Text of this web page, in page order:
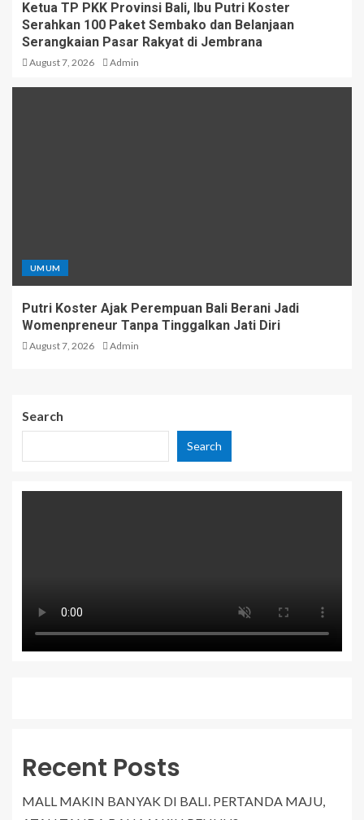
Ketua TP PKK Provinsi Bali, Ibu Putri Koster
Serahkan 100 Paket Sembako dan Belanjaan
Serangkaian Pasar Rakyat di Jembrana
August 7, 2026 Admin
UMUM
Putri Koster Ajak Perempuan Bali Berani Jadi
Womenpreneur Tanpa Tinggalkan Jati Diri
August 7, 2026 Admin
Search
Search
Recent Posts
MALL MAKIN BANYAK DI BALI. PERTANDA MAJU,